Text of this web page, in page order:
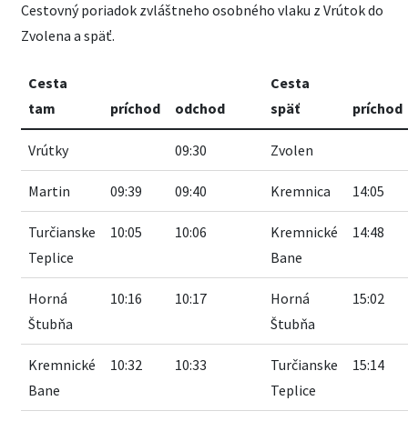
Cestovný poriadok zvláštneho osobného vlaku z Vrútok do
Zvolena a späť.
Cesta
tam
príchod odchod
Cesta
späť
príchod
Vrútky 09:30 Zvolen
Martin 09:39 09:40 Kremnica 14:05
Turčianske
Teplice
10:05 10:06
Kremnické
Bane
14:48
Horná
Štubňa
10:16 10:17
Horná
Štubňa
15:02
Kremnické
Bane
10:32 10:33
Turčianske
Teplice
15:14